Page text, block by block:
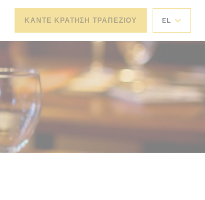
ΚΆΝΤΕ ΚΡΆΤΗΣΗ ΤΡΑΠΕΖΙΟΎ EL